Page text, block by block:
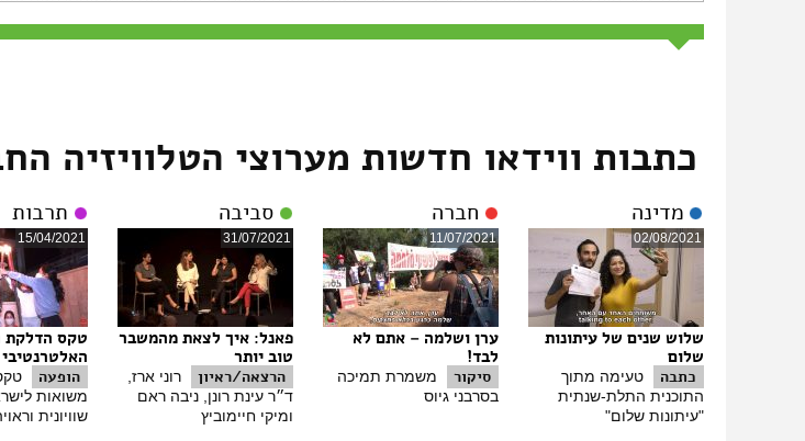
סוף תמלול הכתבה:בסבל כולם שווים – מיצג מחאה
כתבות ווידאו חדשות מערוצי הטלוויזיה
מדינה
02/08/2021
שלוש שנים של עיתונות
שלום
כתבה
טעימה מתוך
התוכנית התלת-שנתית
"עיתונות שלום"
חברה
11/07/2021
ערן ושלמה – אתם לא
לבד!
סיקור
משמרת תמיכה
בסרבני גיוס
סביבה
31/07/2021
פאנל: איך לצאת מהמשבר
טוב יותר
הרצאה/ראיון
רוני ארז,
ד״ר עינת רונן, ניבה ראם
ומיקי חיימוביץ
תרבות
15/04/2021
טקס הדלקת
האלטרנטיבי 2021
הופעה
משואות
שוויונית